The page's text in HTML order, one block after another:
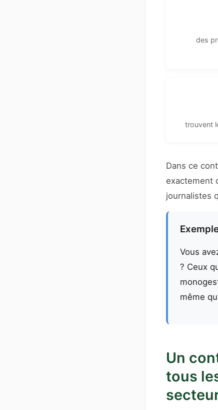
des
trouvent
Dans ce
exactement
journalistes
Vous
? Ceux
même
Un
tous